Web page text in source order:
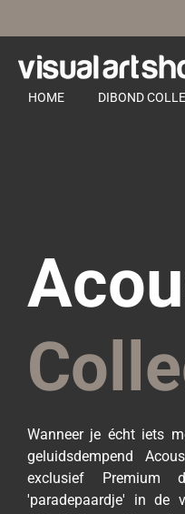
direct
naar
de
hoofdinhoud
HOME DIBOND
Wanneer je écht iets
geluidsdempend
exclusief Premium
'paradepaardje' in de